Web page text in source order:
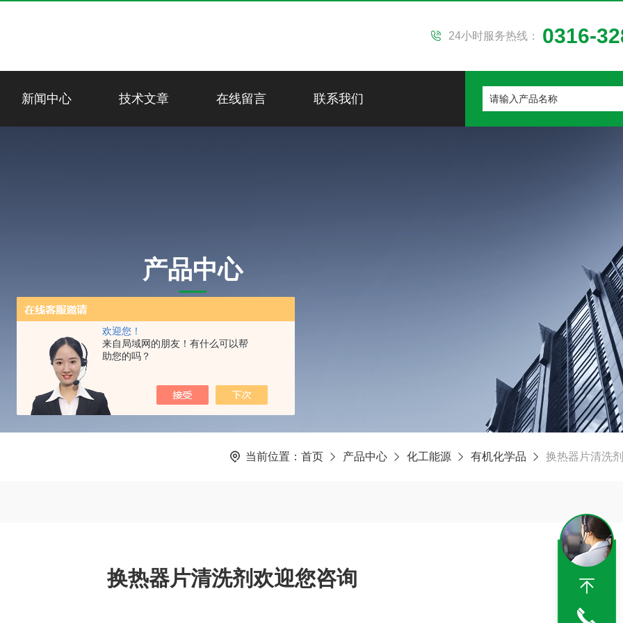
欢迎您！
来自局域网的朋友！有什么可以帮
助您的吗？
24小时服务热线： 0316-
新闻中心 技术文章 在线留言 联系我们
产品中心
当前位置： 首页 产品中心 化工能源 有机化学品 换热器片清洗
换热器片清洗剂欢迎您咨询